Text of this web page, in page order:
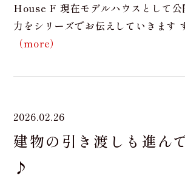
House F 現在モデルハウスとして公
力をシリーズでお伝えしていきます
（more）
2026.02.26
建物の引き渡しも進ん
♪